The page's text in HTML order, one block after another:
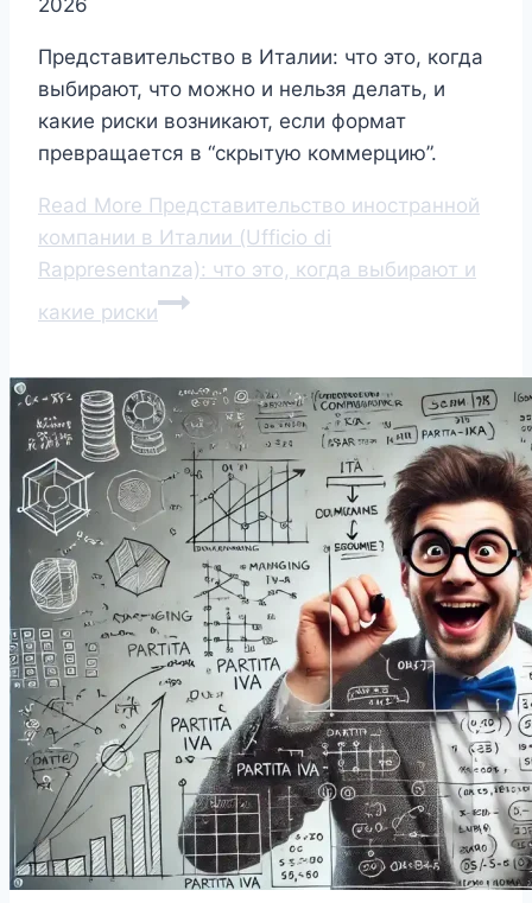
2026
Представительство в Италии: что это, когда
выбирают, что можно и нельзя делать, и
какие риски возникают, если формат
превращается в “скрытую коммерцию”.
Read More Представительство иностранной
компании в Италии (Ufficio di
Rappresentanza): что это, когда выбирают и
какие риски